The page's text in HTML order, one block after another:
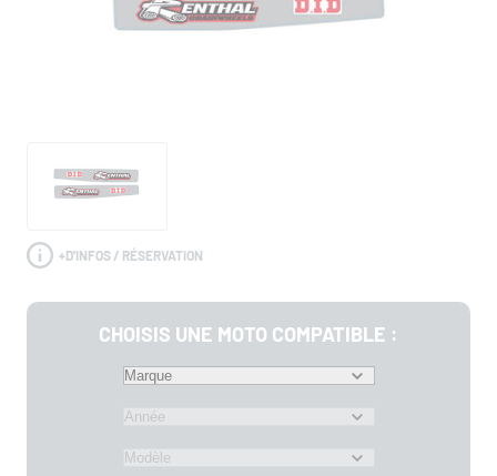
+D'INFOS / RÉSERVATION
CHOISIS UNE MOTO COMPATIBLE :